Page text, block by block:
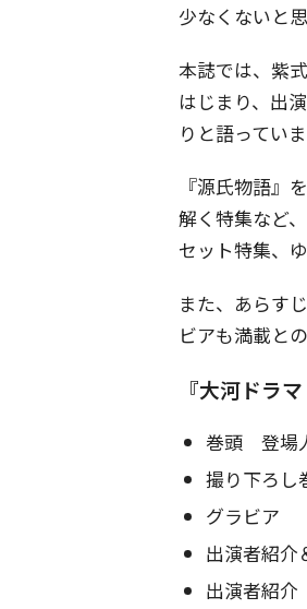
少なくないと
本誌では、紫
はじまり、出
りと語っていま
『源氏物語』
解く特集など
セット特集、
また、あらす
ビアも満載と
『大河ドラ
巻頭 登場
撮り下ろ
グラビア
出演者紹介
出演者紹介